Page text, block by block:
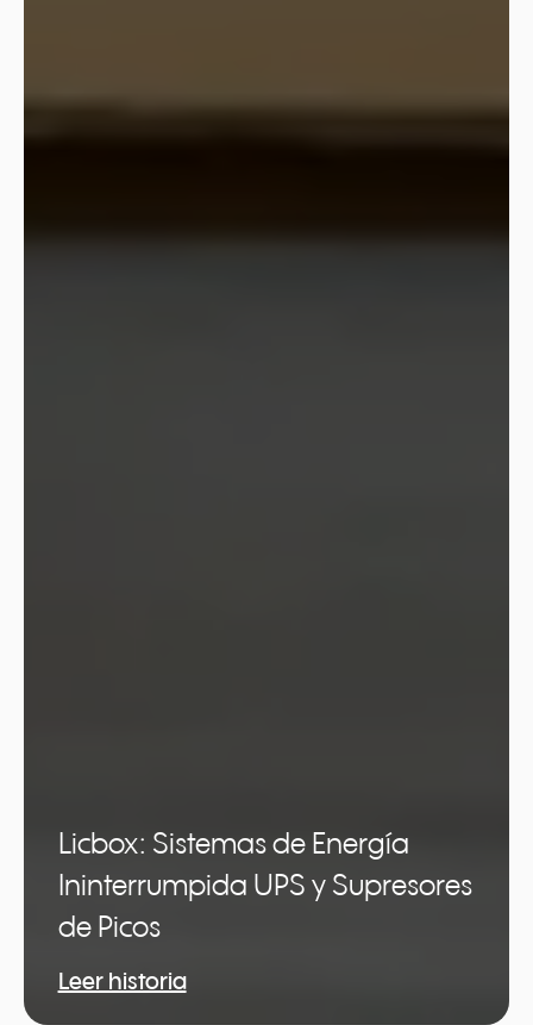
Licbox: Sistemas de Energía
Ininterrumpida UPS y Supresores
de Picos
Leer historia